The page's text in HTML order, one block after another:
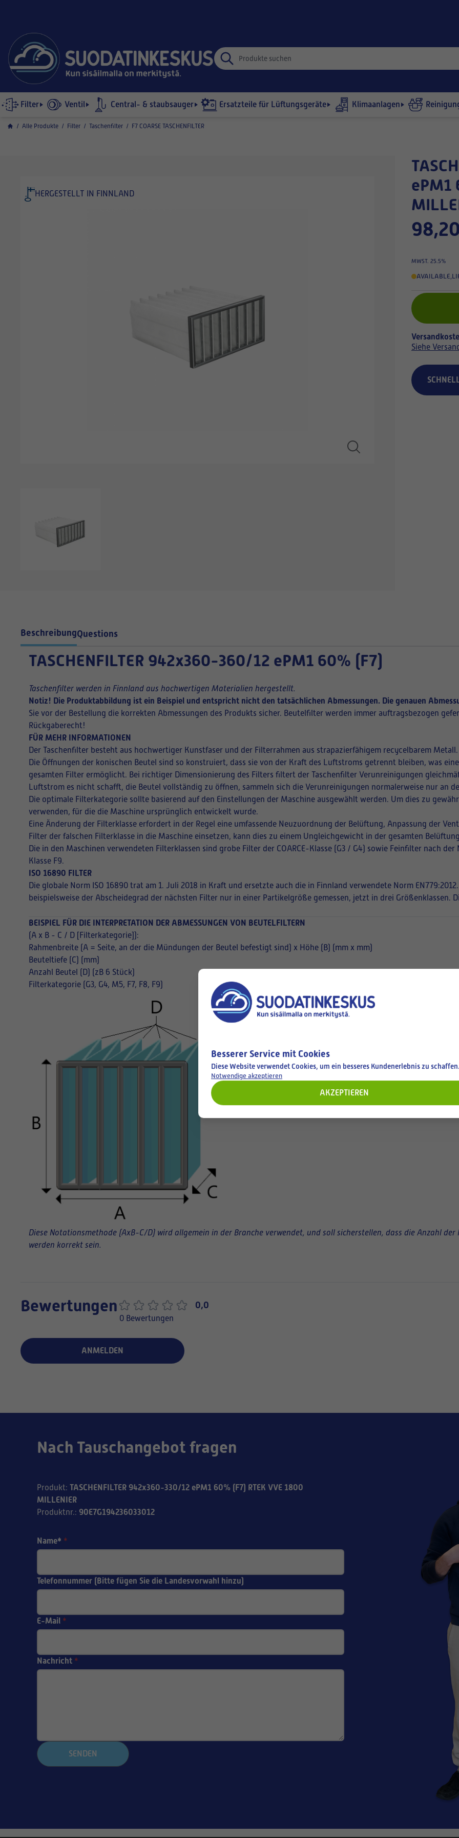
Filter Ventil Central- & staubsauger Ersatzteile für Lüftungsgeräte Klimaanlagen
/ Alle Produkte / Filter / Taschenfilter / F7 COARSE TASCHENFILTER
HERGESTELLT IN FINNLAND
TASCHENFILTER 942x360-330/12
ePM1
MWST. 25.5%
AVAILABLE,
Siehe
BeschreibungQuestions
TASCHENFILTER 942x360-360/12 ePM1 60% (F7)
Taschenfilter werden in Finnland aus hochwertigen Materialien hergestellt.
Notiz! Die Produktabbildung ist ein Beispiel und entspricht nicht den tatsächlichen Abmessungen. Die genauen
Sie vor der Bestellung die korrekten Abmessungen des Produkts sicher. Beutelfilter werden immer auftragsbezogen
Rückgaberecht!
FÜR MEHR INFORMATIONEN
Der Taschenfilter besteht aus hochwertiger Kunstfaser und der Filterrahmen aus strapazierfähigem recycelbarem Metall.
Die Öffnungen der konischen Beutel sind so konstruiert, dass sie von der Kraft des Luftstroms getrennt bleiben, was
gesamten Filter ermöglicht. Bei richtiger Dimensionierung des Filters filtert der Taschenfilter Verunreinigungen
Luftstrom es nicht schafft, die Beutel vollständig zu öffnen, sammeln sich die Verunreinigungen normalerweise nur an
Die optimale Filterkategorie sollte basierend auf den Einstellungen der Maschine ausgewählt werden. Um dies zu
verwenden, für die die Maschine ursprünglich entwickelt wurde.
Eine Änderung der Filterklasse erfordert in der Regel eine umfassende Neuzuordnung der Belüftung, Anpassung der
Filter der falschen Filterklasse in die Maschine einsetzen, kann dies zu einem Ungleichgewicht in der gesamten
Die in den Maschinen verwendeten Filterklassen sind grobe Filter der COARCE-Klasse (G3 / G4) sowie Feinfilter nach
Klasse F9.
ISO 16890 FILTER
Die globale Norm ISO 16890 trat am 1. Juli 2018 in Kraft und ersetzte auch die in Finnland verwendete Norm
beispielsweise der Abscheidegrad der nächsten Filter nur in einer Partikelgröße gemessen, jetzt in drei Größenklassen.
BEISPIEL FÜR DIE INTERPRETATION DER ABMESSUNGEN VON BEUTELFILTERN
(A x B - C / D [Filterkategorie]):
Rahmenbreite (A = Seite, an der die Mündungen der Beutel befestigt sind) x Höhe (B) (mm x mm)
Beuteltiefe (C) (mm)
Anzahl Beutel (D) (zB 6 Stück)
Filterkategorie (G3, G4, M5, F7, F8, F9)
Diese Notationsmethode (AxB-C/D) wird allgemein in der Branche verwendet, und soll sicherstellen, dass die Anzahl
werden korrekt sein.
Bewertungen 0,0
0 Bewertungen
ANMELDEN
Nach Tauschangebot fragen
Produkt: TASCHENFILTER 942x360-330/12 ePM1 60% (F7) RTEK VVE 1800
MILLENIER
Produktnr.: 90E7G194236033012
Name* *
Telefonnummer (Bitte fügen Sie die Landesvorwahl hinzu)
E-Mail *
Nachricht *
SENDEN
Besserer Service mit Cookies
Diese Website verwendet Cookies, um ein besseres Kundenerlebnis zu schaffen.
Notwendige akzeptieren
AKZEPTIEREN